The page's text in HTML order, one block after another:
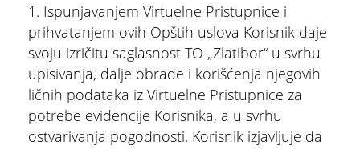
1. Ispunjavanjem Virtuelne Pristupnice i
prihvatanjem ovih Opštih uslova Korisnik daje
svoju izričitu saglasnost TO „Zlatibor“ u svrhu
upisivanja, dalje obrade i korišćenja njegovih
ličnih podataka iz Virtuelne Pristupnice za
potrebe evidencije Korisnika, a u svrhu
ostvarivanja pogodnosti. Korisnik izjavljuje da